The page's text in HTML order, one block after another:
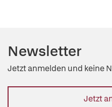
Newsletter
Jetzt anmelden und keine
Jetzt